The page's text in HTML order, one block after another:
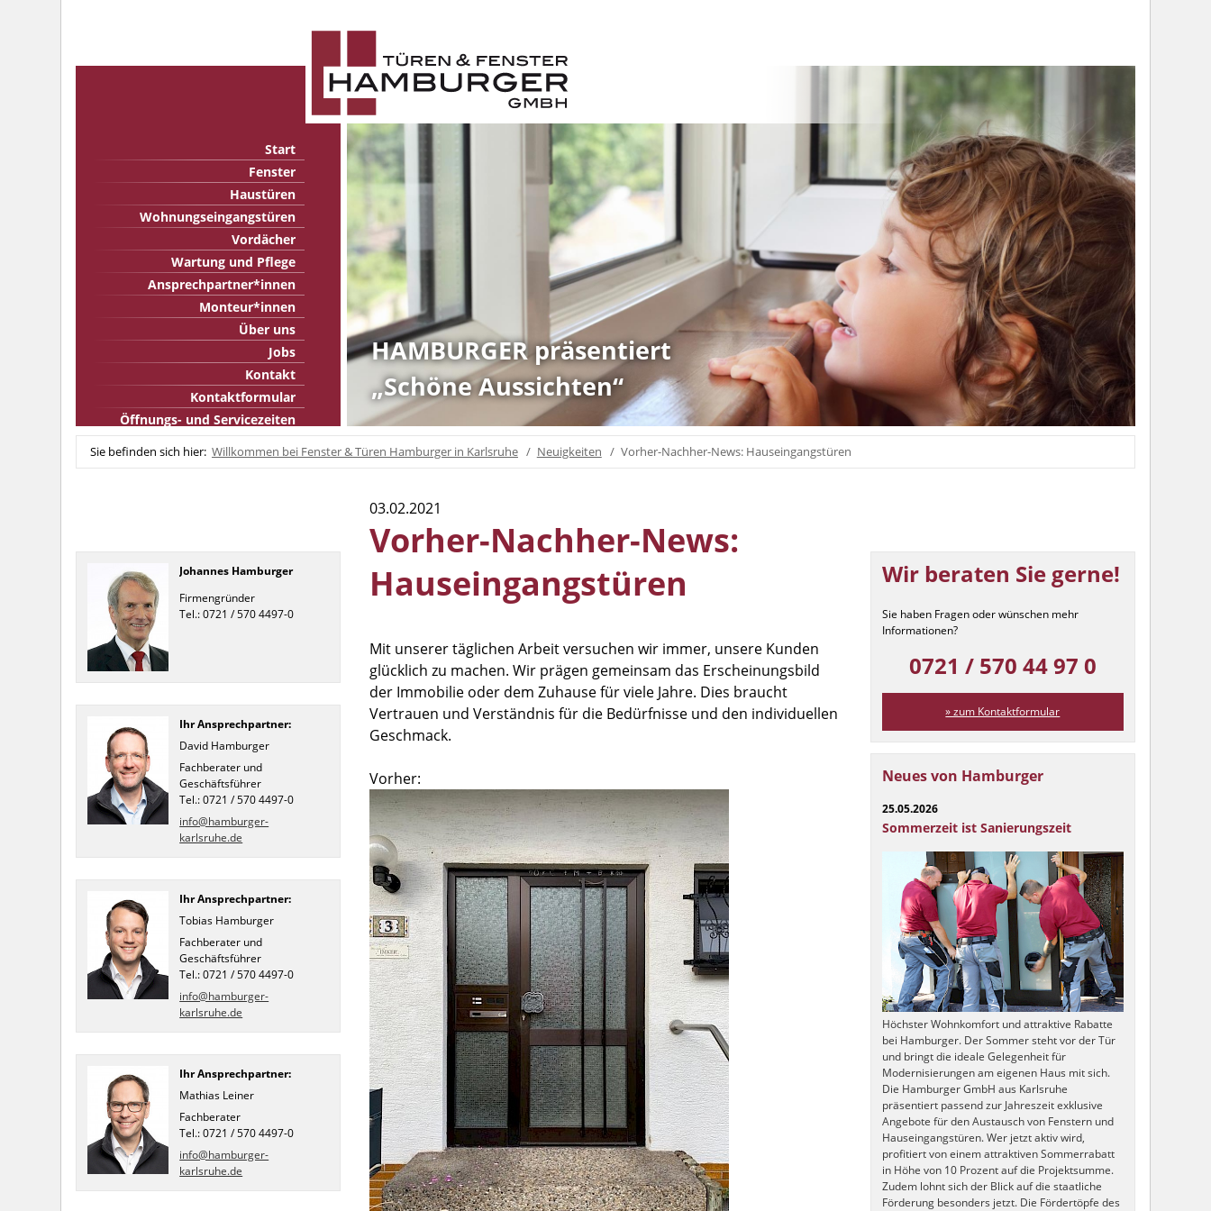
Start
Fenster
Haustüren
Wohnungseingangstüren
Vordächer
Wartung und Pflege
Ansprechpartner*innen
Monteur*innen
Über uns
Jobs
Kontakt
Kontaktformular
Öffnungs- und Servicezeiten
HAMBURGER präsentiert
„Schöne Aussichten“
Sie befinden sich hier: Willkommen bei Fenster & Türen Hamburger in Karlsruhe Neuigkeiten Vorher-Nachher-News: Hauseingangstüren
03.02.2021
Vorher-Nachher-News:
Hauseingangstüren
Mit unserer täglichen Arbeit versuchen wir immer, unsere Kunden
glücklich zu machen. Wir prägen gemeinsam das Erscheinungsbild
der Immobilie oder dem Zuhause für viele Jahre. Dies braucht
Vertrauen und Verständnis für die Bedürfnisse und den individuellen
Geschmack.
Vorher:
Johannes Hamburger
Firmengründer
Tel.: 0721 / 570 4497-0
Ihr Ansprechpartner:
David Hamburger
Fachberater und
Geschäftsführer
Tel.: 0721 / 570 4497-0
info@hamburger-
karlsruhe.de
Ihr Ansprechpartner:
Tobias Hamburger
Fachberater und
Geschäftsführer
Tel.: 0721 / 570 4497-0
info@hamburger-
karlsruhe.de
Ihr Ansprechpartner:
Mathias Leiner
Fachberater
Tel.: 0721 / 570 4497-0
info@hamburger-
karlsruhe.de
Wir beraten Sie gerne!
Sie haben Fragen oder wünschen mehr
Informationen?
0721 / 570 44 97 0
» zum Kontaktformular
Neues von Hamburger
25.05.2026
Sommerzeit ist Sanierungszeit
Höchster Wohnkomfort und attraktive Rabatte
bei Hamburger. Der Sommer steht vor der Tür
und bringt die ideale Gelegenheit für
Modernisierungen am eigenen Haus mit sich.
Die Hamburger GmbH aus Karlsruhe
präsentiert passend zur Jahreszeit exklusive
Angebote für den Austausch von Fenstern und
Hauseingangstüren. Wer jetzt aktiv wird,
profitiert von einem attraktiven Sommerrabatt
in Höhe von 10 Prozent auf die Projektsumme.
Zudem lohnt sich der Blick auf die staatliche
Förderung besonders jetzt. Die Fördertöpfe des